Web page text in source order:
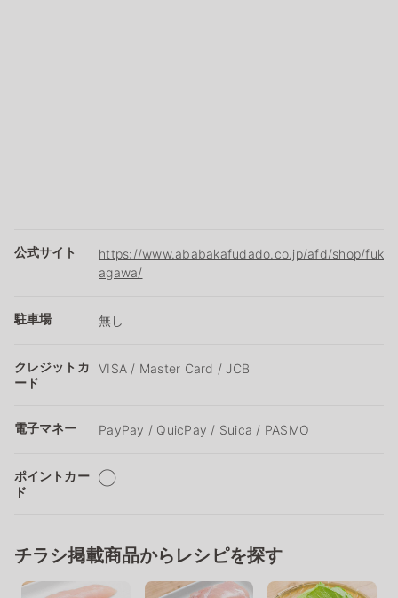
公式サイト
https://www.ababakafudado.co.jp/afd/shop/fuk
agawa/
駐車場 無し
クレジットカ
ード
VISA / Master Card / JCB
電子マネー PayPay / QuicPay / Suica / PASMO
ポイントカー
ド
◯
チラシ掲載商品からレシピを探す